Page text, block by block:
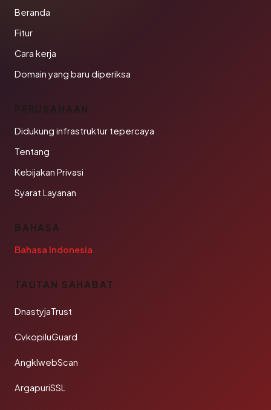
Beranda
Fitur
Cara kerja
Domain yang baru diperiksa
PERUSAHAAN
Didukung infrastruktur tepercaya
Tentang
Kebijakan Privasi
Syarat Layanan
BAHASA
Bahasa Indonesia
TAUTAN SAHABAT
DnastyjaTrust
CvkopiluGuard
AngklwebScan
ArgapuriSSL